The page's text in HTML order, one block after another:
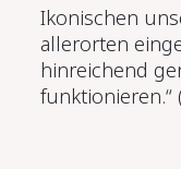
Ikonischen
allerorten
hinreichend
funktionieren.“